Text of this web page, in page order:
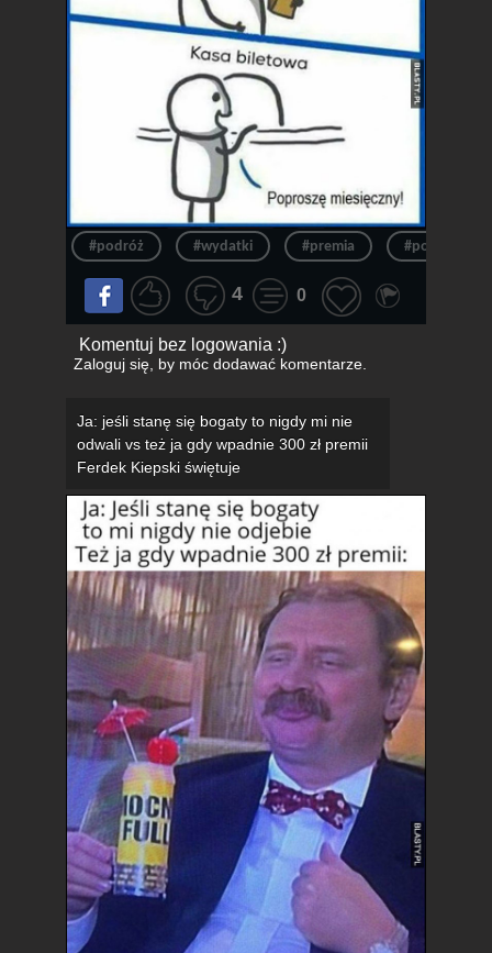
#podróż #wydatki #premia #podróże
4 0
Komentuj bez logowania :)
Zaloguj się, by móc dodawać komentarze.
Ja: jeśli stanę się bogaty to nigdy mi nie
odwali vs też ja gdy wpadnie 300 zł premii
Ferdek Kiepski świętuje